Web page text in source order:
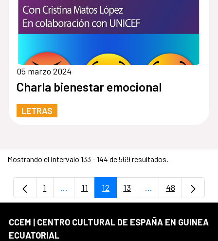
05 marzo 2024
Charla bienestar emocional
LETRAS
Mostrando el intervalo 133 - 144 de 569 resultados.
Página
1 ...Páginas intermedias Use TAB para
Página
11 Página
12 Página
13 ...PáginasPágina
48
CCEM | CENTRO CULTURAL DE ESPAÑA EN GUINEA
ECUATORIAL